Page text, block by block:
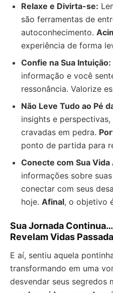
Relaxe e Divirta-se:
são ferramentas de
autoconhecimento.
experiência de forma
Confie na Sua Intuição:
informação e você
ressonância. Valorize
Não Leve Tudo ao Pé
insights e
cravadas em pedra.
ponto de partida para
Conecte com Sua Vida
informações sobre
conectar com seus
hoje. Afinal, o objetivo
Sua Jornada
Revelam Vidas
E aí, sentiu aquela
transformando em uma
desvendar seus segredos